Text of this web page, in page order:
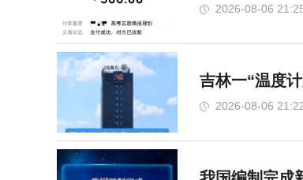
2026-08-06
吉林一“温度
2026-08-06